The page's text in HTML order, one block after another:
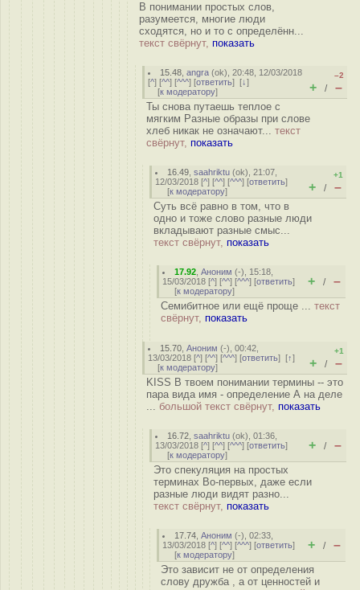
В понимании простых слов,
разумеется, многие люди
сходятся, но и то с определённ...
текст свёрнут, показать
15.48 ,angra (ok), 20:48, 12/03/2018
[^] [^^] [^^^] [ответить] [↓]
[к модератору]
–2
+ / –
Ты снова путаешь теплое с
мягким Разные образы при слове
хлеб никак не означают... текст
свёрнут, показать
16.49 ,saahriktu (ok), 21:07,
12/03/2018 [^] [^^] [^^^] [ответить]
[к модератору]
+1
+ / –
Суть всё равно в том, что в
одно и тоже слово разные люди
вкладывают разные смыс...
текст свёрнут, показать
17.92 ,Аноним (-), 15:18,
15/03/2018 [^] [^^] [^^^] [ответить]
[к модератору]
+ / –
Семибитное или ещё проще ... текст
свёрнут, показать
15.70 ,Аноним (-), 00:42,
13/03/2018 [^] [^^] [^^^] [ответить] [↑]
[к модератору]
+1
+ / –
KISS В твоем понимании термины -- это
пара вида имя - определение А на деле
... большой текст свёрнут, показать
16.72 ,saahriktu (ok), 01:36,
13/03/2018 [^] [^^] [^^^] [ответить]
[к модератору]
+ / –
Это спекуляция на простых
терминах Во-первых, даже если
разные люди видят разно...
текст свёрнут, показать
17.74 ,Аноним (-), 02:33,
13/03/2018 [^] [^^] [^^^] [ответить]
[к модератору]
+ / –
Это зависит не от определения
слову дружба , а от ценностей и